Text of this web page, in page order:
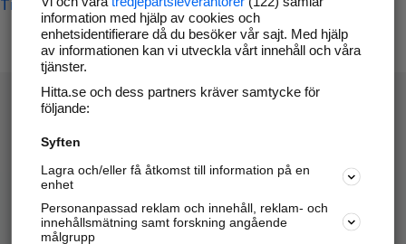
Till startsidan
Hitta.se - Gratis nummerupplysning.
Sök företag, personer och platser.
Hitta telefonnummer, adresser, företagsinfo mm.
information med hjälp av cookies och
enhetsidentifierare då du besöker vår sajt. Med hjälp
av informationen kan vi utveckla vårt innehåll och våra
tjänster.
Hitta.se och dess partners kräver samtycke för
följande:
Syften
Lagra och/eller få åtkomst till information på en
enhet
Personanpassad reklam och innehåll, reklam- och
innehållsmätning samt forskning angående
målgrupp